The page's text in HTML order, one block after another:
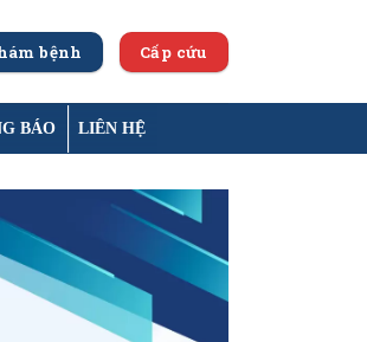
bệnh Cấp cứu
BÁO LIÊN HỆ